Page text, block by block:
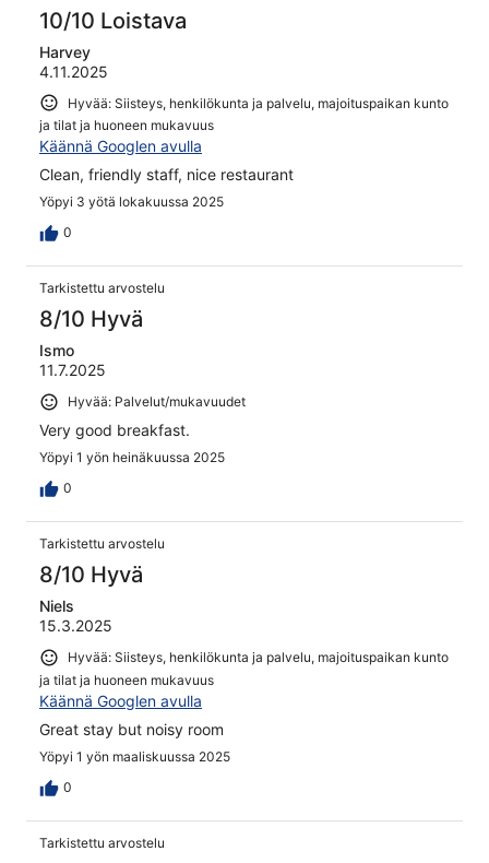
10/10 Loistava
Harvey
4.11.2025
Hyvää: Siisteys, henkilökunta ja palvelu, majoituspaikan kunto
ja tilat ja huoneen mukavuus
Käännä Googlen avulla
Clean, friendly staff, nice restaurant
Yöpyi 3 yötä lokakuussa 2025
0
Tarkistettu arvostelu
8/10 Hyvä
Ismo
11.7.2025
Hyvää: Palvelut/mukavuudet
Very good breakfast.
Yöpyi 1 yön heinäkuussa 2025
0
Tarkistettu arvostelu
8/10 Hyvä
Niels
15.3.2025
Hyvää: Siisteys, henkilökunta ja palvelu, majoituspaikan kunto
ja tilat ja huoneen mukavuus
Käännä Googlen avulla
Great stay but noisy room
Yöpyi 1 yön maaliskuussa 2025
0
Tarkistettu arvostelu